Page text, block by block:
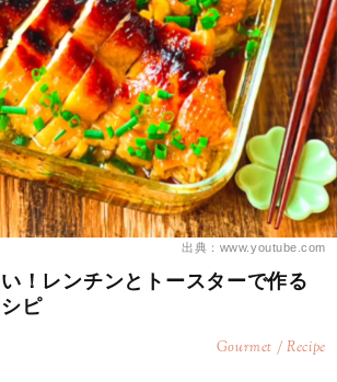
出典：www.youtube.com
！レンチンとトースターで作る
ピ
Gourmet / Recipe